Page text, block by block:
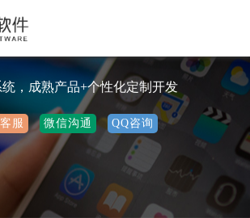
，成熟产品+个性化定制开发
服 微信沟通 QQ咨询